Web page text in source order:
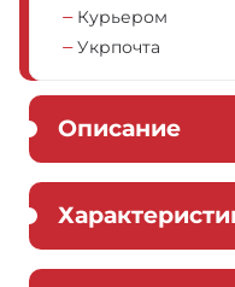
Курьером
Укрпочта
Описание